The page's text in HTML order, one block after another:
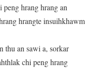
hrang hrang an
hrangte insuihkhawm
thu an sawi a, sorkar
chi peng hrang